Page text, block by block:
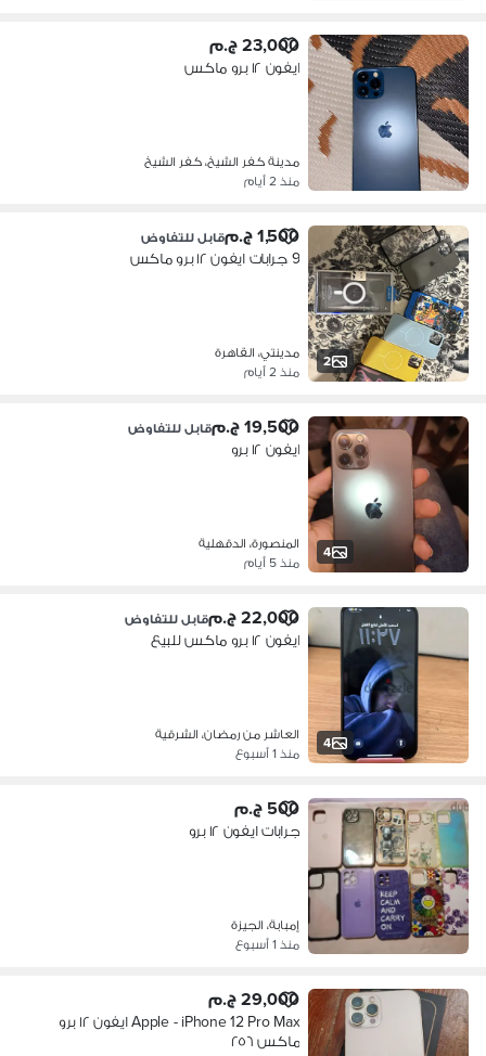
23,000 ج.م
ايفون ١٢ برو ماكس
مدينة كفر الشيخ، كفر الشيخ
منذ 2 أيام
2
1,500 ج.م قابل للتفاوض
9 جرابات ايفون ١٢ برو ماكس
مدينتي، القاهرة
منذ 2 أيام
4
19,500 ج.م قابل للتفاوض
ايفون ١٢ برو
المنصورة، الدقهلية
منذ 5 أيام
4
22,000 ج.م قابل للتفاوض
ايفون ١٢ برو ماكس للبيع
العاشر من رمضان، الشرقية
منذ 1 أسبوع
500 ج.م
جرابات ايفون ١٢ برو
إمبابة، الجيزة
منذ 1 أسبوع
29,000 ج.م
Apple - iPhone 12 Pro Max ايفون ١٢ برو
ماكس ٢٥٦